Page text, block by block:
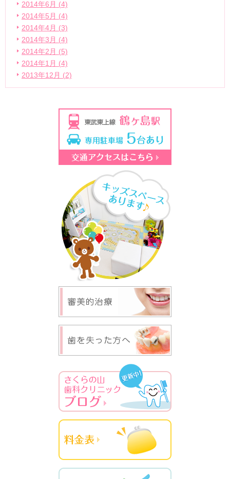
2014年6月 (4)
2014年5月 (4)
2014年4月 (3)
2014年3月 (4)
2014年2月 (5)
2014年1月 (4)
2013年12月 (2)